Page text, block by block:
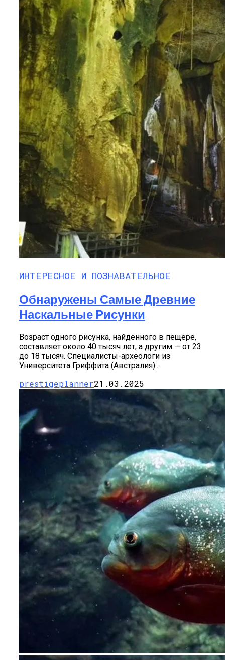
ИНТЕРЕСНОЕ И ПОЗНАВАТЕЛЬНОЕ
Обнаружены Самые Древние
Наскальные Рисунки
Возраст одного рисунка, найденного в пещере,
составляет около 40 тысяч лет, а другим — от 23
до 18 тысяч. Специалисты-археологи из
Университета Гриффита (Австралия)...
prestigeplanner21.03.2025